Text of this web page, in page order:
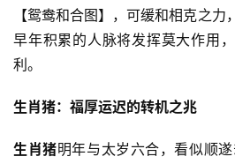
【鸳鸯和合图】，可缓和相克之力
早年积累的人脉将发挥莫大作用
利。
生肖猪：福厚运迟的转机之兆
生肖猪明年与太岁六合，看似顺